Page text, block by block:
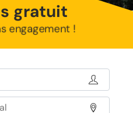
gratuit
engagement !